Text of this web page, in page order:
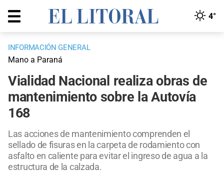
4°
INFORMACIÓN GENERAL
Mano a Paraná
Vialidad Nacional realiza obras de
mantenimiento sobre la Autovía
168
Las acciones de mantenimiento comprenden el
sellado de fisuras en la carpeta de rodamiento con
asfalto en caliente para evitar el ingreso de agua a la
estructura de la calzada.